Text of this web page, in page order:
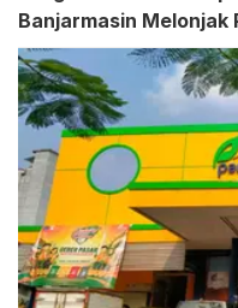
Banjarmasin Melonjak